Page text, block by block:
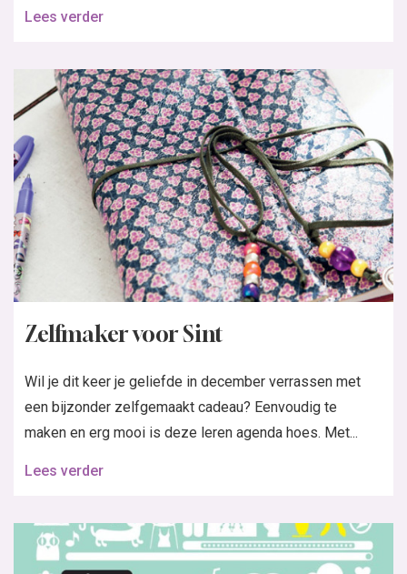
Lees verder
Zelfmaker voor Sint
Wil je dit keer je geliefde in december verrassen met
een bijzonder zelfgemaakt cadeau? Eenvoudig te
maken en erg mooi is deze leren agenda hoes. Met...
Lees verder